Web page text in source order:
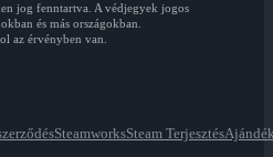
jog fenntartva. A védjegyek jogos
és más országokban.
az érvényben van.
SteamworksSteam Terjesztés